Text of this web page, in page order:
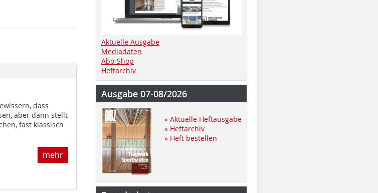
dass
aber dann stellt
fast klassisch
mehr
Aktuelle Ausgabe
Mediadaten
Abo-Shop
Heftarchiv
Ausgabe 07-08/2026
» Aktuelle Heftausgabe
» Heftarchiv
» Heft bestellen